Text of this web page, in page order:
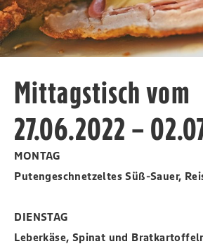
Mittagstisch vom
27.06.2022 –
MONTAG
Putengeschnetzeltes Süß-Sauer,
DIENSTAG
Leberkäse, Spinat und